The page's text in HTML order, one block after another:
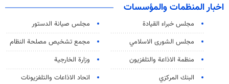
اخبار المنظمات والمؤسسات
مجلس خبراء القيادة
مجلس صيانة الدستور
مجلس الشورى الاسلامي
مجمع تشخيص مصلحة النظام
منظمة الاذاعة والتلفزیون
وزارة الخارجية
البنك المركزي
اتحاد الاذاعات والتلفزيونات